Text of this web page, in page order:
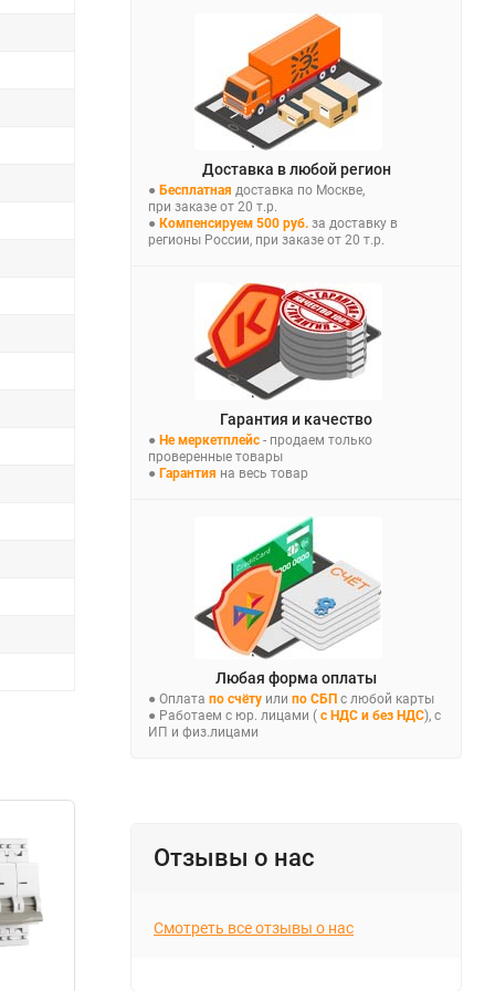
Доставка в любой регион
● Бесплатная доставка по Москве,
при заказе от 20 т.р.
● Компенсируем 500 руб. за доставку в
регионы России, при заказе от 20 т.р.
Гарантия и качество
● Не меркетплейс - продаем только
проверенные товары
● Гарантия на весь товар
Любая форма оплаты
● Оплата по счёту или по СБП с любой карты
● Работаем с юр. лицами ( с НДС и без НДС), с
ИП и физ.лицами
Отзывы о нас
Смотреть все отзывы о нас